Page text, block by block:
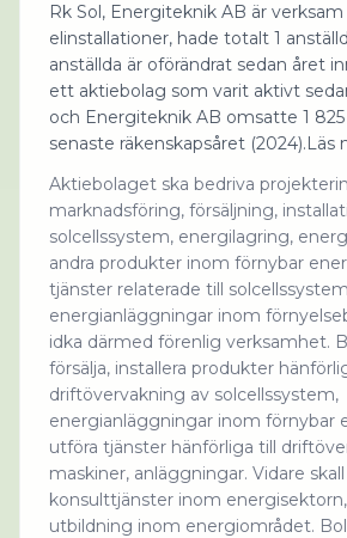
Rk Sol, Energiteknik AB är
elinstallationer, hade totalt 1
anställda är oförändrat sedan året
ett aktiebolag som varit aktivt
och Energiteknik AB omsatte 1
senaste räkenskapsåret (2024).Läs
Aktiebolaget ska bedriva
marknadsföring, försäljning,
solcellssystem, energilagring,
andra produkter inom förnybar
tjänster relaterade till
energianläggningar inom
idka därmed förenlig verksamhet.
försälja, installera produkter
driftövervakning av solcellssystem,
energianläggningar inom förnybar
utföra tjänster hänförliga till
maskiner, anläggningar. Vidare
konsulttjänster inom
utbildning inom energiområdet.